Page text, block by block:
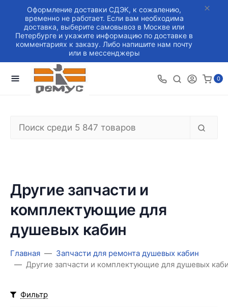
Оформление доставки СДЭК, к сожалению,
временно не работает. Если вам необходима
доставка, выберите самовывоз в Москве или
Петербурге и укажите информацию по доставке в
комментариях к заказу. Либо напишите нам почту
или в мессенджеры
0
Другие запчасти и
комплектующие для
душевых кабин
Главная
Запчасти для ремонта душевых кабин
Другие запчасти и комплектующие для душевых
Фильтр